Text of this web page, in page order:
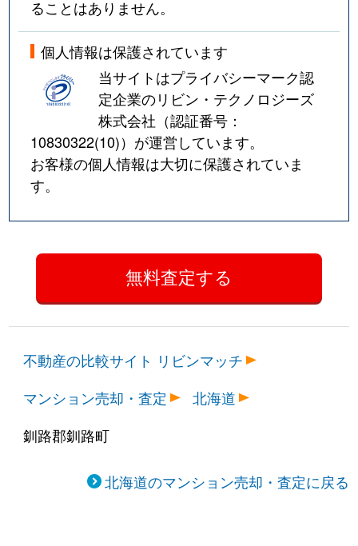
ることはありません。
個人情報は保護されています
当サイトはプライバシーマーク認
定企業のリビン・テクノロジーズ
株式会社（認証番号：
10830322(10)）が運営しています。
お客様の個人情報は大切に保護されていま
す。
不動産の比較サイト リビンマッチ
マンション売却・査定
北海道
釧路郡釧路町
北海道のマンション売却・査定に戻る